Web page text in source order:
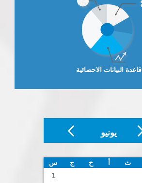
قاعدة البيانات الاحصائية
يونيو
ث خ ج س
1